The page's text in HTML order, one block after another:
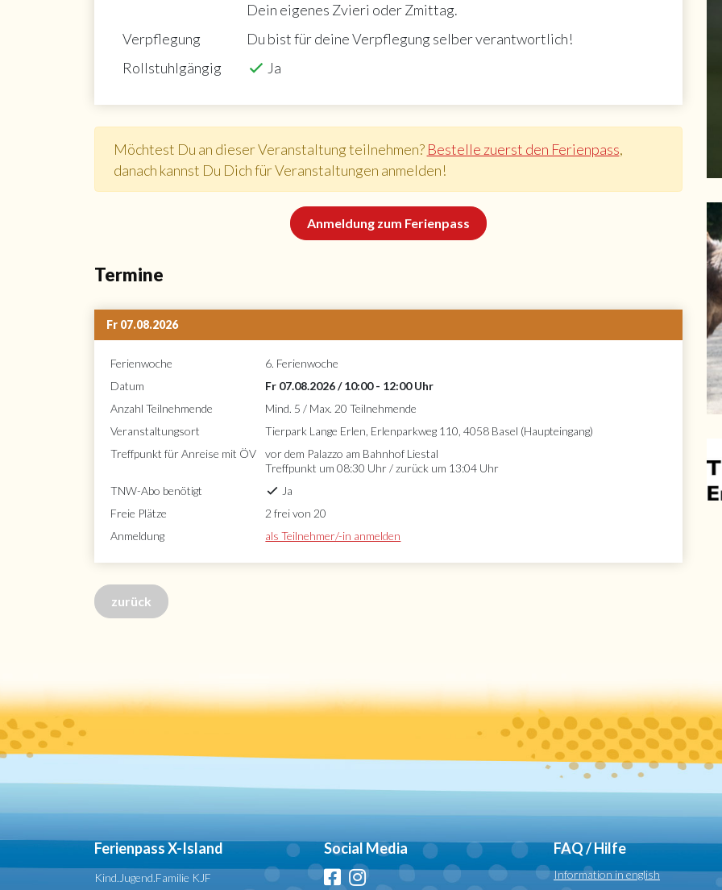
Dein eigenes Zvieri oder Zmittag.
Verpflegung
Du bist für deine Verpflegung selber verantwortlich!
Rollstuhlgängig
Ja
Möchtest Du an dieser Veranstaltung teilnehmen? Bestelle zuerst den Ferienpass,
danach kannst Du Dich für Veranstaltungen anmelden!
Anmeldung zum Ferienpass
Termine
Fr 07.08.2026
Ferienwoche
6. Ferienwoche
Datum
Fr 07.08.2026 / 10:00 - 12:00 Uhr
Anzahl Teilnehmende
Mind. 5 / Max. 20 Teilnehmende
Veranstaltungsort
Tierpark Lange Erlen, Erlenparkweg 110, 4058 Basel (Haupteingang)
Treffpunkt für Anreise mit ÖV
vor dem Palazzo am Bahnhof Liestal
Treffpunkt um 08:30 Uhr / zurück um 13:04 Uhr
TNW-Abo benötigt
Ja
Freie Plätze
2 frei von 20
Anmeldung
als Teilnehmer/-in anmelden
zurück
Ferienpass X-Island
Kind.Jugend.Familie KJF
Social Media FAQ / Hilfe
Information in english